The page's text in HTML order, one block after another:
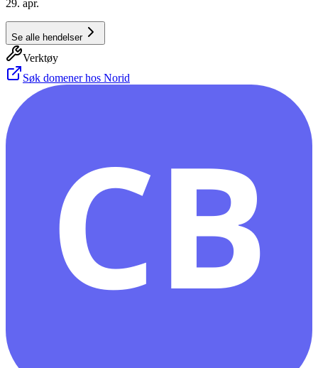
29. apr.
Se alle hendelser
Verktøy
Søk domener hos Norid
CB